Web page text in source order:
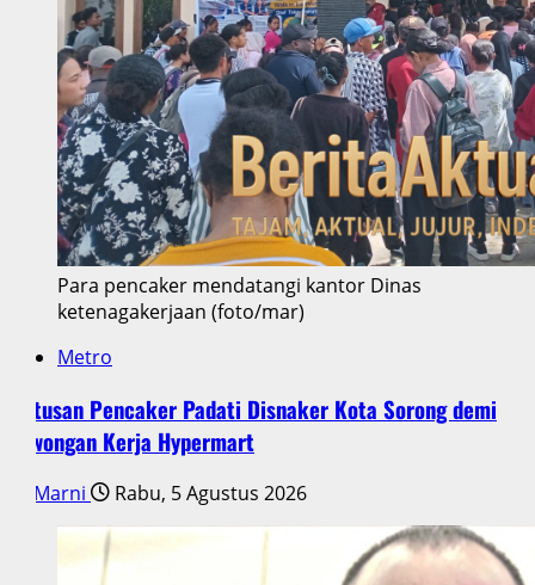
Para pencaker mendatangi kantor Dinas
ketenagakerjaan (foto/mar)
Metro
Ratusan Pencaker Padati Disnaker Kota Sorong demi
Lowongan Kerja Hypermart
Marni Rabu, 5 Agustus 2026